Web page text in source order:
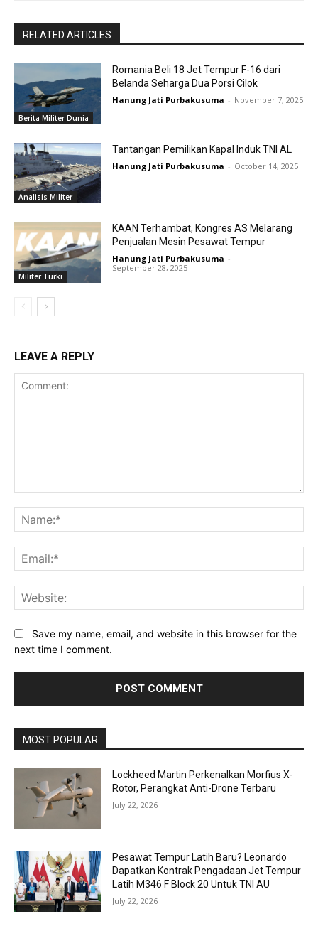
RELATED ARTICLES
Berita Militer Dunia
Romania Beli 18 Jet Tempur F-16 dari
Belanda Seharga Dua Porsi Cilok
Hanung Jati Purbakusuma - November 7, 2025
Analisis Militer
Tantangan Pemilikan Kapal Induk TNI AL
Hanung Jati Purbakusuma - October 14, 2025
Militer Turki
KAAN Terhambat, Kongres AS Melarang
Penjualan Mesin Pesawat Tempur
Hanung Jati Purbakusuma -
September 28, 2025
LEAVE A REPLY
Save my name, email, and website in this browser for the
next time I comment.
MOST POPULAR
Lockheed Martin Perkenalkan Morfius X-
Rotor, Perangkat Anti-Drone Terbaru
July 22, 2026
Pesawat Tempur Latih Baru? Leonardo
Dapatkan Kontrak Pengadaan Jet Tempur
Latih M346 F Block 20 Untuk TNI AU
July 22, 2026